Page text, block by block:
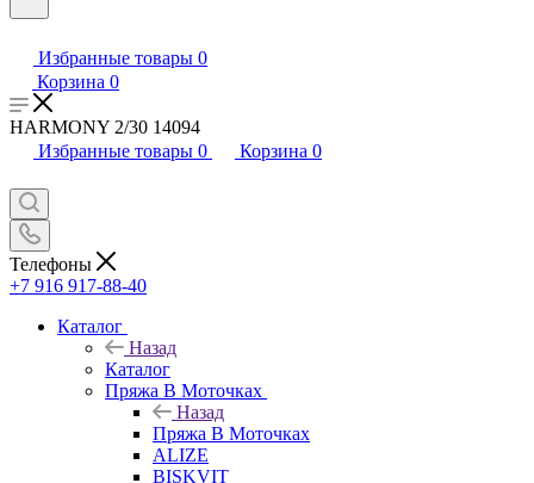
Избранные товары 0
Корзина 0
HARMONY 2/30 14094
Избранные товары 0 Корзина 0
Телефоны
+7 916 917-88-40
Каталог
Назад
Каталог
Пряжа В Моточках
Назад
Пряжа В Моточках
ALIZE
BISKVIT